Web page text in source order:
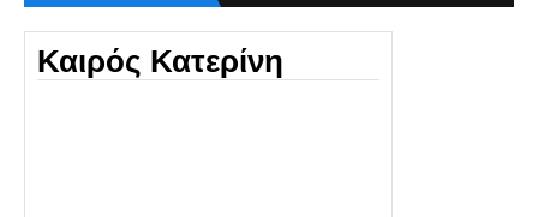
Καιρός Κατερίνη